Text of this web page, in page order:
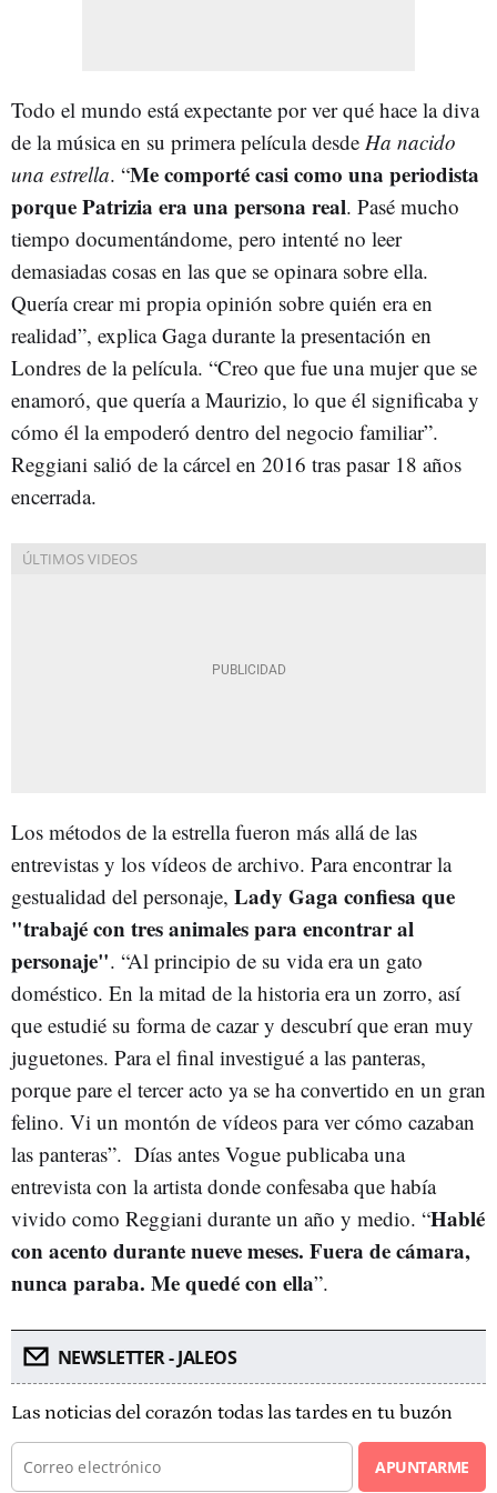
Todo el mundo está expectante por ver qué hace la diva
de la música en su primera película desde Ha nacido
una estrella. “Me comporté casi como una periodista
porque Patrizia era una persona real. Pasé mucho
tiempo documentándome, pero intenté no leer
demasiadas cosas en las que se opinara sobre ella.
Quería crear mi propia opinión sobre quién era en
realidad”, explica Gaga durante la presentación en
Londres de la película. “Creo que fue una mujer que se
enamoró, que quería a Maurizio, lo que él significaba y
cómo él la empoderó dentro del negocio familiar”.
Reggiani salió de la cárcel en 2016 tras pasar 18 años
encerrada.
Los métodos de la estrella fueron más allá de las
entrevistas y los vídeos de archivo. Para encontrar la
gestualidad del personaje, Lady Gaga confiesa que
"trabajé con tres animales para encontrar al
personaje". “Al principio de su vida era un gato
doméstico. En la mitad de la historia era un zorro, así
que estudié su forma de cazar y descubrí que eran muy
juguetones. Para el final investigué a las panteras,
porque pare el tercer acto ya se ha convertido en un gran
felino. Vi un montón de vídeos para ver cómo cazaban
las panteras”. Días antes Vogue publicaba una
entrevista con la artista donde confesaba que había
vivido como Reggiani durante un año y medio. “Hablé
con acento durante nueve meses. Fuera de cámara,
nunca paraba. Me quedé con ella”.
NEWSLETTER - JALEOS
Las noticias del corazón todas las tardes en tu buzón
APUNTARME